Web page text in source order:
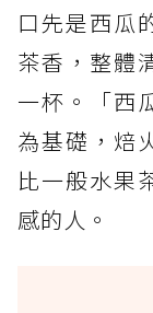
口先是西瓜
茶香，整體
一杯。「西
為基礎，焙
比一般水果
感的人。